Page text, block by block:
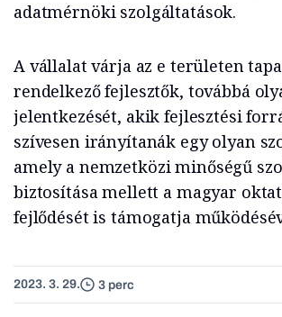
adatmérnöki szolgáltatások.
A vállalat várja az e területen
rendelkező fejlesztők, továbbá
jelentkezését, akik fejlesztési
szívesen irányítanák egy olyan
amely a nemzetközi minőségű
biztosítása mellett a magyar
fejlődését is támogatja
2023. 3. 29. 3 perc